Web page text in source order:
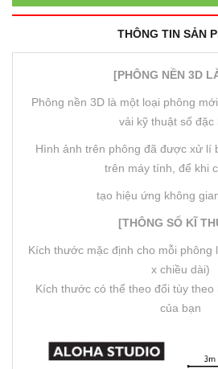
THÔNG TIN SẢN
[PHÔNG NỀN 3D
Phông nền 3D là một loại phông
vải kỹ thuật số đặc
Hình ảnh trên phông đã được xử lí
trên máy tính, để khi
tạo hiệu ứng không
[THÔNG SỐ KĨ
Kích thước mặc định cho mỗi phông
x chiều dài)
Kích thước có thể theo đổi tùy
của bạn